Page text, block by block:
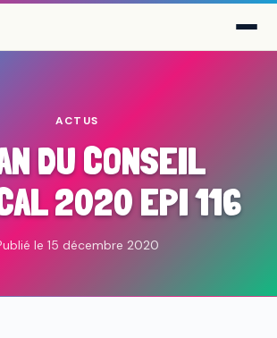
ACTUS
DU CONSEIL
2020 EPI 116
le 15 décembre 2020